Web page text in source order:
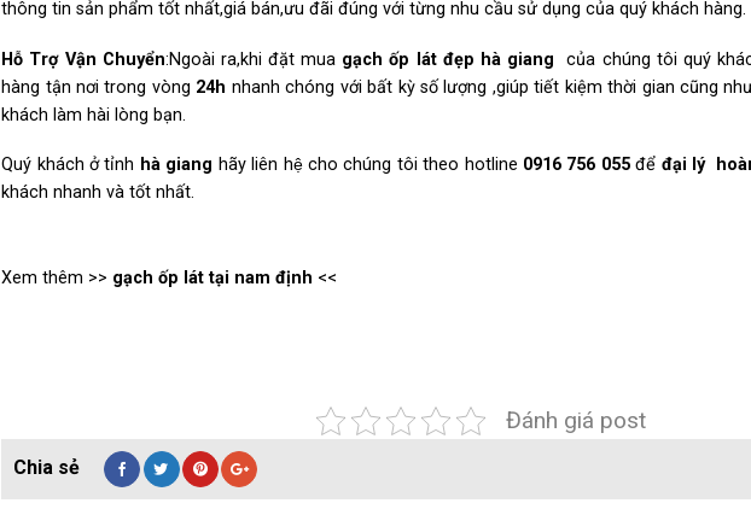
thông tin sản phẩm tốt nhất,giá bán,ưu đãi đúng với từng nhu cầu sử dụng của quý khách hàng.
Hỗ Trợ Vận Chuyển:Ngoài ra,khi đặt mua gạch ốp lát đẹp hàgiang
của chúng tôi quý
hàng tận nơi trong vòng 24h nhanh chóng với bất kỳ số lượng ,giúp tiết kiệm thời gian cũng
khách làm hài lòng bạn.
Quý khách ở tỉnh hàgiang hãy liên hệ cho chúng tôi theo hotline 0916 756 055để đại lý
khách nhanh và tốt nhất.
Xem thêm >> gạch ốp lát tại nam định <<
Đánh giá post